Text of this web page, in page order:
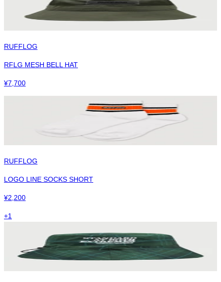
RUFFLOG
RFLG MESH BELL HAT
¥7,700
RUFFLOG
LOGO LINE SOCKS SHORT
¥2,200
+1